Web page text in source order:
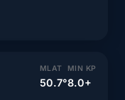
MLAT
50.7°
MIN KP
8.0+